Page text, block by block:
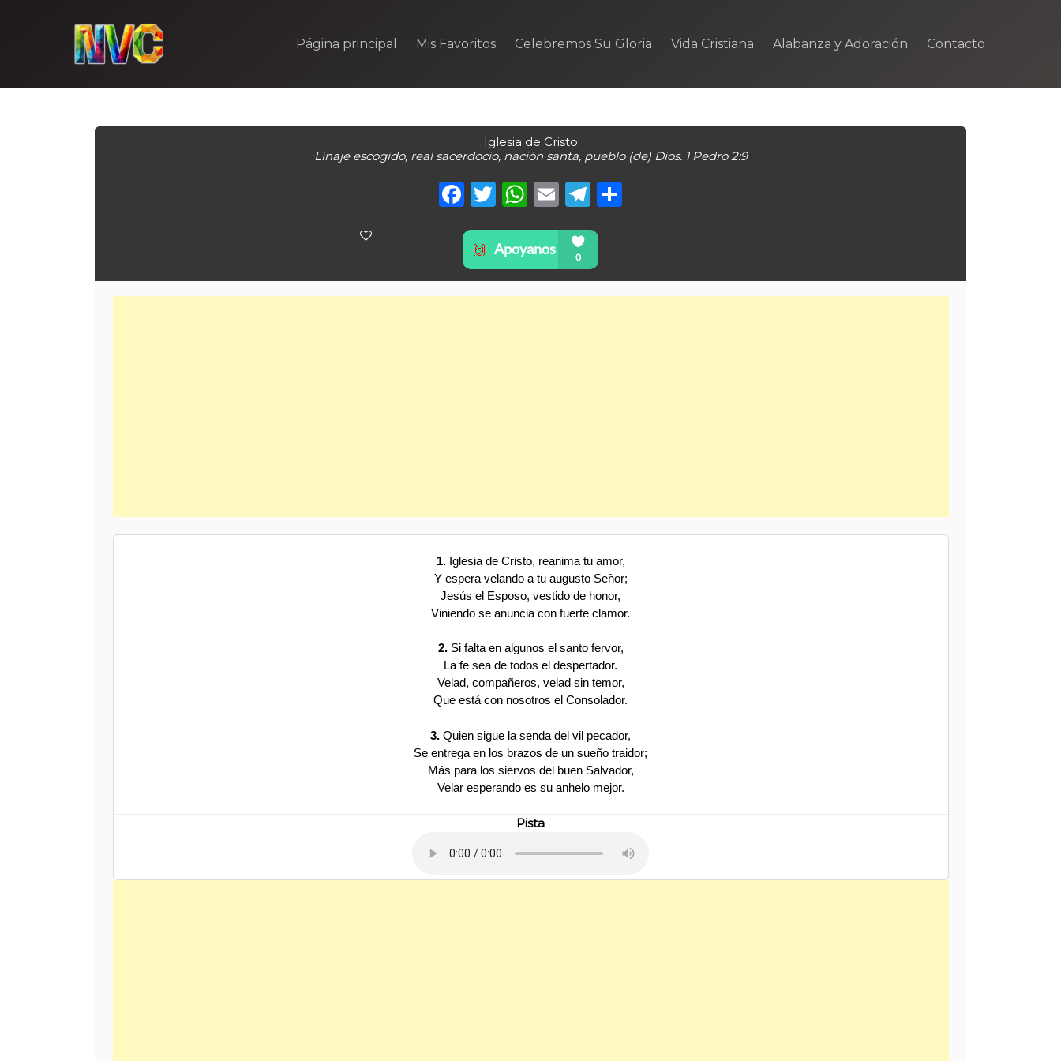
Página principal Mis Favoritos Celebremos Su Gloria Vida Cristiana Alabanza y Adoración Contacto
Iglesia de Cristo
Linaje escogido, real sacerdocio, nación santa, pueblo (de) Dios. 1 Pedro 2:9
Facebook
Twitter
WhatsApp
EmailTelegram
1.Iglesia de Cristo, reanima tu amor,
Y espera velando a tu augusto Señor;
Jesús el Esposo, vestido de honor,
Viniendo se anuncia con fuerte clamor.
2.Si falta en algunos el santo fervor,
La fe sea de todos el despertador.
Velad, compañeros, velad sin temor,
Que está con nosotros el Consolador.
3. Quien sigue la senda del vil pecador,
Se entrega en los brazos de un sueño traidor;
Más para los siervos del buen Salvador,
Velar esperando es su anhelo mejor.
Pista